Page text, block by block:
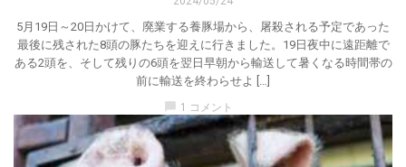
5月19日～20日かけて、廃業する養豚場から、屠殺される予定であった
最後に残された8頭の豚たちを迎えに行きました。19日夜中に遠距離で
ある2頭を、そして残りの6頭を翌日早朝から輸送して暑くなる時間帯の
前に輸送を終わらせよ […]
1 コメント